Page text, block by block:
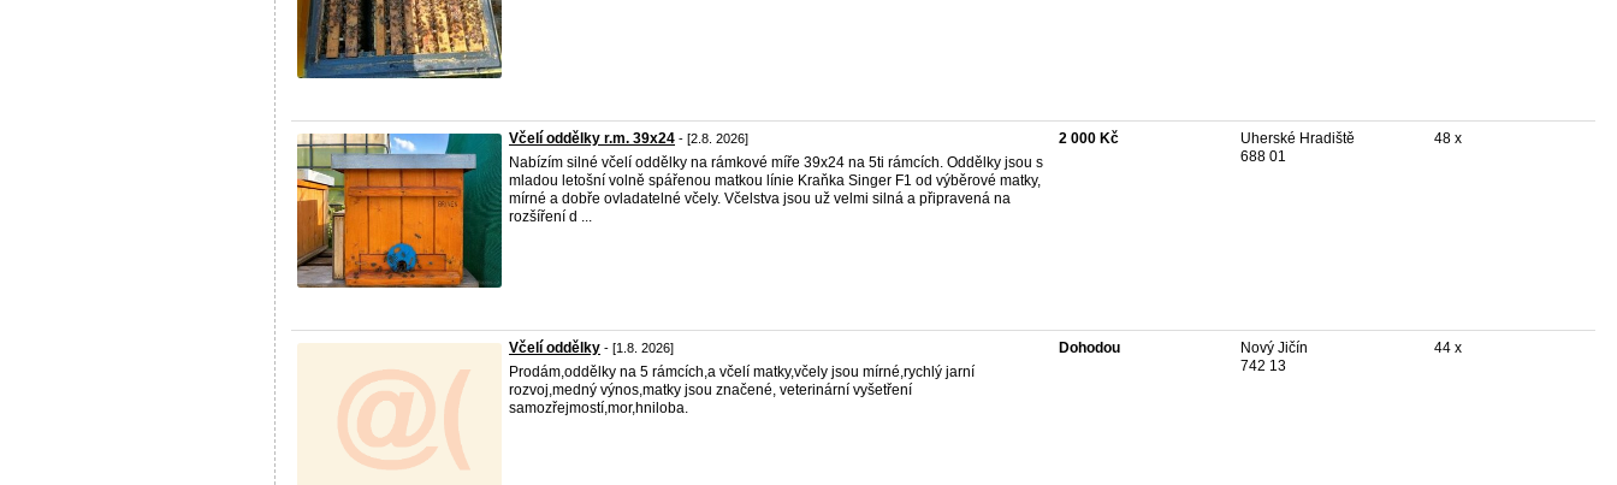
Včelí oddělky r.m. 39x24 - [2.8. 2026]
Nabízím silné včelí oddělky na rámkové míře 39x24 na 5ti rámcích. Oddělky jsou s
mladou letošní volně spářenou matkou línie Kraňka Singer F1 od výběrové matky,
mírné a dobře ovladatelné včely. Včelstva jsou už velmi silná a připravená na
rozšíření d ...
2 000 Kč
Uherské Hradiště
688 01
48 x
Včelí oddělky - [1.8. 2026]
Prodám,oddělky na 5 rámcích,a včelí matky,včely jsou mírné,rychlý jarní
rozvoj,medný výnos,matky jsou značené, veterinární vyšetření
samozřejmostí,mor,hniloba.
Dohodou
Nový Jičín
742 13
44 x